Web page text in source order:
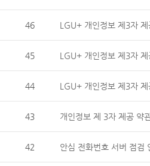
46 LGU+ 개인정보 제3
45 LGU+ 개인정보 제3자 제
44 LGU+ 개인정보 제3
43 개인정보 제 3자 제공 약
42 안심 전화번호 서버 점검